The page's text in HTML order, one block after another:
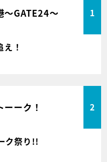
～GATE24～ 1
！
ーーク！ 2
ク祭り!!